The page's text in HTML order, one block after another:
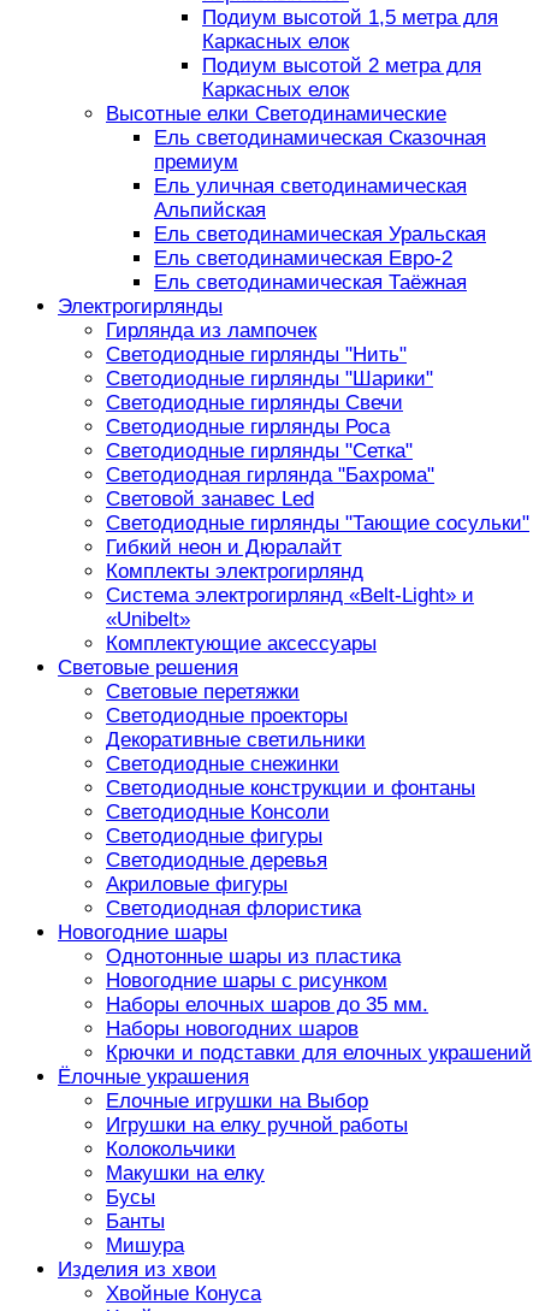
Подиум высотой 1,5 метра для
Каркасных елок
Подиум высотой 2 метра для
Каркасных елок
Высотные елки Светодинамические
Ель светодинамическая Сказочная
премиум
Ель уличная светодинамическая
Альпийская
Ель светодинамическая Уральская
Ель светодинамическая Евро-2
Ель светодинамическая Таёжная
Электрогирлянды
Гирлянда из лампочек
Светодиодные гирлянды "Нить"
Светодиодные гирлянды "Шарики"
Светодиодные гирлянды Свечи
Светодиодные гирлянды Роса
Светодиодные гирлянды "Сетка"
Светодиодная гирлянда "Бахрома"
Световой занавес Led
Светодиодные гирлянды "Тающие сосульки"
Гибкий неон и Дюралайт
Комплекты электрогирлянд
Система электрогирлянд «Belt-Light» и
«Unibelt»
Комплектующие аксессуары
Световые решения
Световые перетяжки
Светодиодные проекторы
Декоративные светильники
Светодиодные снежинки
Светодиодные конструкции и фонтаны
Светодиодные Консоли
Светодиодные фигуры
Светодиодные деревья
Акриловые фигуры
Светодиодная флористика
Новогодние шары
Однотонные шары из пластика
Новогодние шары с рисунком
Наборы елочных шаров до 35 мм.
Наборы новогодних шаров
Крючки и подставки для елочных украшений
Ёлочные украшения
Елочные игрушки на Выбор
Игрушки на елку ручной работы
Колокольчики
Макушки на елку
Бусы
Банты
Мишура
Изделия из хвои
Хвойные Конуса